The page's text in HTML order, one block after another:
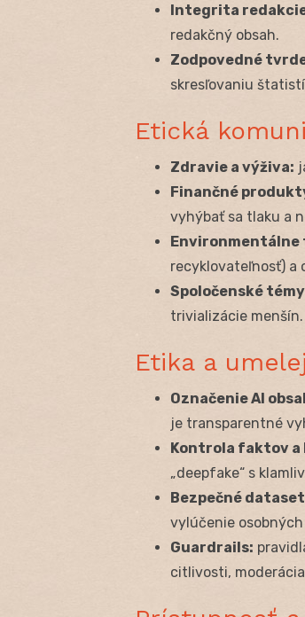
Integrita
redakčný obsah.
Zodpovedné
skresľovaniu
Etická
Zdravie a výživa:
Finančné
vyhýbať sa tlaku a
Environmentálne
recyklovateľnosť) a
Spoločenské
trivializácie menšín.
Etika a
Označenie AI
je transparentné
Kontrola faktov a
„deepfake“ s
Bezpečné
vylúčenie
Guardrails:
citlivosti,